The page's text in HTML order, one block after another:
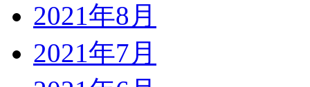
2021年8月
2021年7月